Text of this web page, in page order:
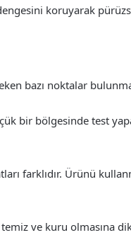
koruyarak
bazı noktalar
bir bölgesinde test
farklıdır. Ürünü
ve kuru olmasına